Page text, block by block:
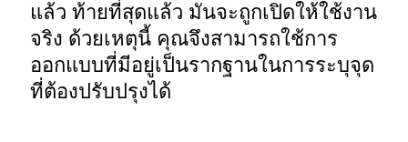
แล้ว ท้ายที่สุดแล้ว มันจะถูกเปิดให้ใช้งาน
จริง ด้วยเหตุนี้ คุณจึงสามารถใช้การ
ออกแบบที่มีอยู่เป็นรากฐานในการระบุจุด
ที่ต้องปรับปรุงได้